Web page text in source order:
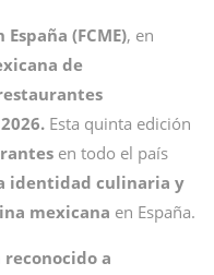
(FCME), en
de
Esta quinta edición
en todo el país
identidad culinaria y
mexicana en España.
a